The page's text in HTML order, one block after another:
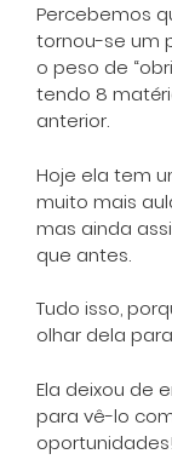
Percebemos
tornou-se um
o peso de
tendo 8
anterior.
Hoje ela tem
muito mais
mas ainda
que antes.
Tudo isso,
olhar dela
Ela deixou de
para vê-lo
oportunidades!